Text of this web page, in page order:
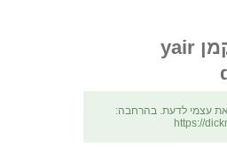
יאיר דיקמן yair
עצמי לדעת. בהרחבה:
https://